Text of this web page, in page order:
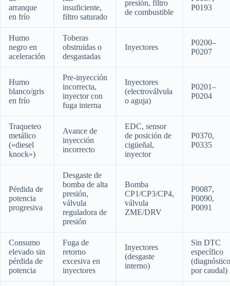
arranque
en frío
insuficiente,
filtro saturado
presión, filtro
de combustible
P0193
Humo
negro en
aceleración
Toberas
obstruidas o
desgastadas
Inyectores
P0200–
P0207
Humo
blanco/gris
en frío
Pre-inyección
incorrecta,
inyector con
fuga interna
Inyectores
(electroválvula
o aguja)
P0201–
P0204
Traqueteo
metálico
(«diesel
knock»)
Avance de
inyección
incorrecto
EDC, sensor
de posición de
cigüeñal,
inyector
P0370,
P0335
Pérdida de
potencia
progresiva
Desgaste de
bomba de alta
presión,
válvula
reguladora de
presión
Bomba
CP1/CP3/CP4,
válvula
ZME/DRV
P0087,
P0090,
P0091
Consumo
elevado sin
pérdida de
potencia
Fuga de
retorno
excesiva en
inyectores
Inyectores
(desgaste
interno)
Sin DTC
específico
(diagnóstico
por caudal)